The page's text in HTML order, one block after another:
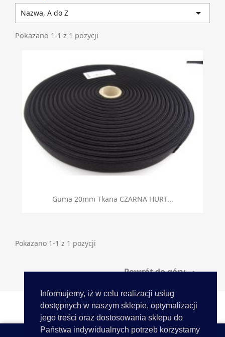
Informujemy, iż w celu realizacji usług
dostępnych w naszym sklepie, optymalizacji
jego treści oraz dostosowania sklepu do
Państwa indywidualnych potrzeb korzystamy
Nazwa, A do Z 
Pokazano 1-1 z 1 pozycji
Guma 20mm Tkana CZARNA HURT...
Pokazano 1-1 z 1 pozycji
Powrót do góry